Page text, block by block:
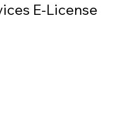
E-License